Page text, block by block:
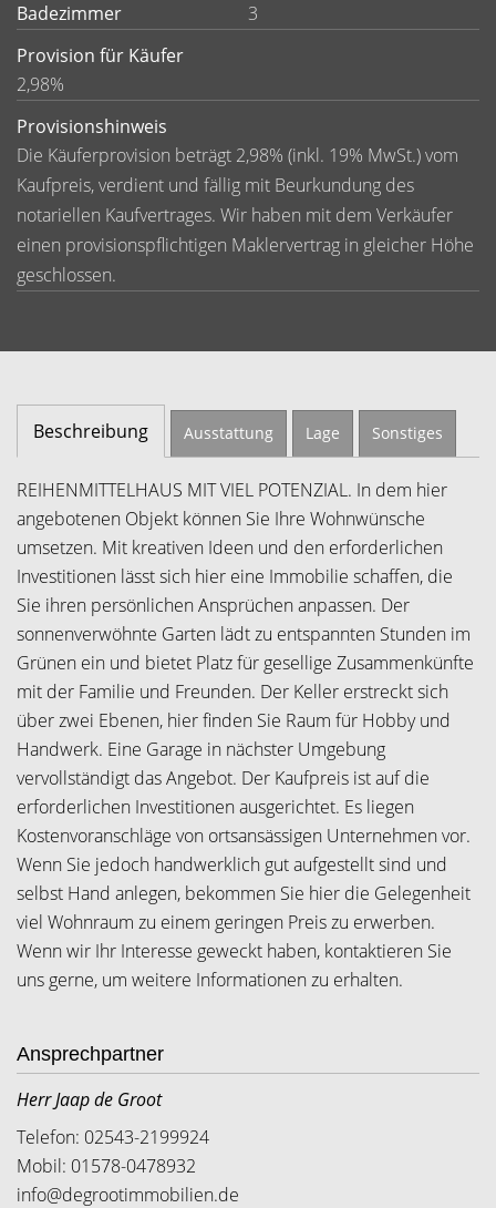
Badezimmer
3
Provision für Käufer
2,98%
Provisionshinweis
Die Käuferprovision beträgt 2,98% (inkl. 19% MwSt.) vom
Kaufpreis, verdient und fällig mit Beurkundung des
notariellen Kaufvertrages. Wir haben mit dem Verkäufer
einen provisionspflichtigen Maklervertrag in gleicher Höhe
geschlossen.
Beschreibung Ausstattung Lage Sonstiges
REIHENMITTELHAUS MIT VIEL POTENZIAL. In dem hier
angebotenen Objekt können Sie Ihre Wohnwünsche
umsetzen. Mit kreativen Ideen und den erforderlichen
Investitionen lässt sich hier eine Immobilie schaffen, die
Sie ihren persönlichen Ansprüchen anpassen. Der
sonnenverwöhnte Garten lädt zu entspannten Stunden im
Grünen ein und bietet Platz für gesellige Zusammenkünfte
mit der Familie und Freunden. Der Keller erstreckt sich
über zwei Ebenen, hier finden Sie Raum für Hobby und
Handwerk. Eine Garage in nächster Umgebung
vervollständigt das Angebot. Der Kaufpreis ist auf die
erforderlichen Investitionen ausgerichtet. Es liegen
Kostenvoranschläge von ortsansässigen Unternehmen vor.
Wenn Sie jedoch handwerklich gut aufgestellt sind und
selbst Hand anlegen, bekommen Sie hier die Gelegenheit
viel Wohnraum zu einem geringen Preis zu erwerben.
Wenn wir Ihr Interesse geweckt haben, kontaktieren Sie
uns gerne, um weitere Informationen zu erhalten.
Ansprechpartner
Herr Jaap de Groot
Telefon: 02543-2199924
Mobil: 01578-0478932
info@degrootimmobilien.de